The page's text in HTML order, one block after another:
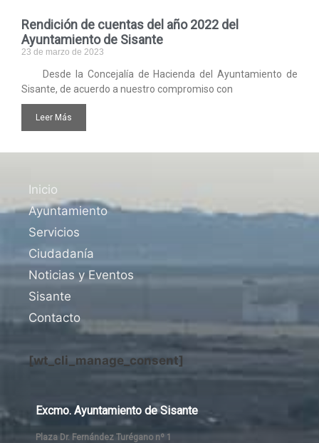
Rendición de cuentas del año 2022 del
Ayuntamiento de Sisante
23 de marzo de 2023
Desde la Concejalía de Hacienda del Ayuntamiento de
Sisante, de acuerdo a nuestro compromiso con
Leer Más
Inicio
Ayuntamiento
Servicios
Ciudadanía
Noticias y Eventos
Sisante
Contacto
[wt_cli_manage_consent]
Excmo. Ayuntamiento de Sisante
Plaza Dr. Fernández Turégano nº 1